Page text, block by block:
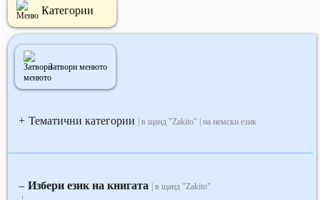
Категории
Затвори менюто
+ Тематични категории | в щанд "Zakito" | на немски език
‒ Избери език на книгата | в щанд "Zakito"